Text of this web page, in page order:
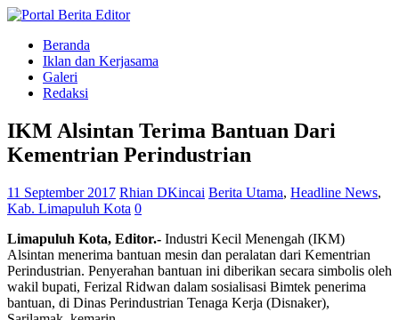
Beranda
Iklan dan Kerjasama
Galeri
Redaksi
IKM Alsintan Terima Bantuan Dari
Kementrian Perindustrian
11 September 2017 Rhian DKincai Berita Utama, Headline News,
Kab. Limapuluh Kota 0
Limapuluh Kota, Editor.- Industri Kecil Menengah (IKM)
Alsintan menerima bantuan mesin dan peralatan dari Kementrian
Perindustrian. Penyerahan bantuan ini diberikan secara simbolis oleh
wakil bupati, Ferizal Ridwan dalam sosialisasi Bimtek penerima
bantuan, di Dinas Perindustrian Tenaga Kerja (Disnaker),